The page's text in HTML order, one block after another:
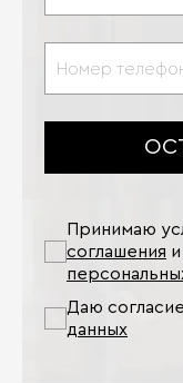
Принимаю
соглашения и
Даю
данных